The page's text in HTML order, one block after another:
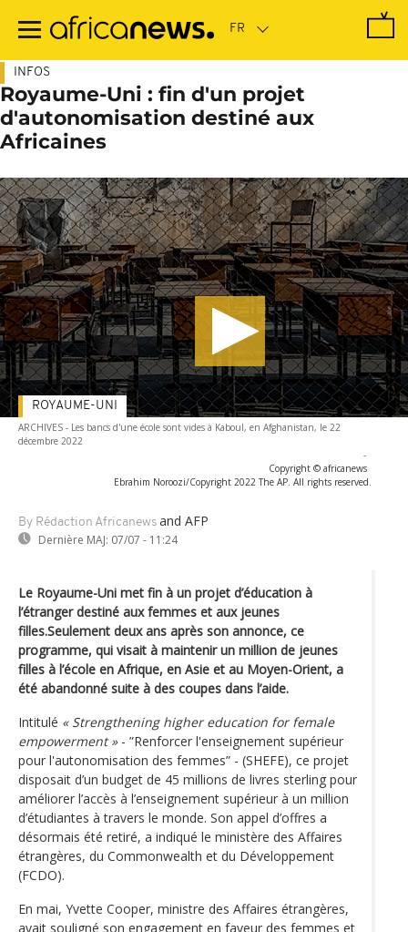
contenu
INFOS
Royaume-Uni : fin d'un projet
d'autonomisation destiné aux
Africaines
ARCHIVES - Les bancs d'une école sont vides à Kaboul, en Afghanistan, le 22
décembre 2022
-
Copyright © africanews
Ebrahim Noroozi/Copyright 2022 The AP. All rights reserved.
By Rédaction Africanews and AFP
Dernière MAJ: 07/07 - 11:24
ROYAUME-UNI
Le Royaume-Uni met fin à un projet d’éducation à
l’étranger destiné aux femmes et aux jeunes
filles.Seulement deux ans après son annonce, ce
programme, qui visait à maintenir un million de jeunes
filles à l’école en Afrique, en Asie et au Moyen-Orient, a
été abandonné suite à des coupes dans l’aide.
Intitulé « Strengthening higher education for female
empowerment »- ”Renforcer l'enseignement supérieur
pour l'autonomisation des femmes” - (SHEFE), ce projet
disposait d’un budget de 45 millions de livres sterling pour
améliorer l’accès à l’enseignement supérieur à un million
d’étudiantes à travers le monde. Son appel d’offres a
désormais été retiré, a indiqué le ministère des Affaires
étrangères, du Commonwealth et du Développement
(FCDO).
En mai, Yvette Cooper, ministre des Affaires étrangères,
avait souligné son engagement en faveur des femmes et